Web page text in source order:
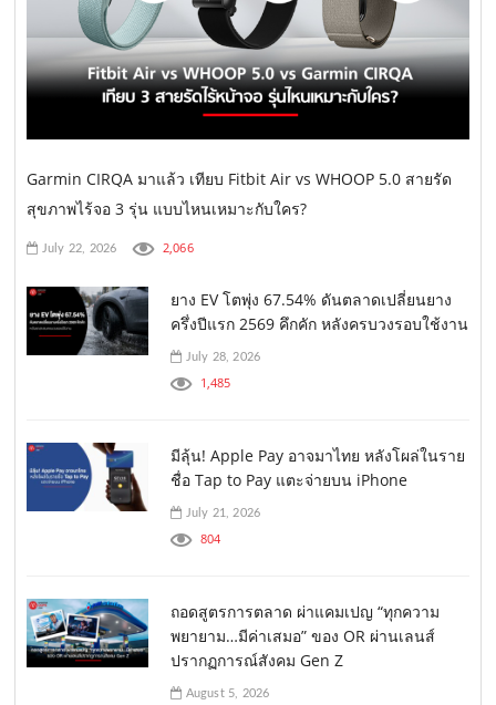
Garmin CIRQA มาแล้ว เทียบ Fitbit Air vs WHOOP 5.0 สายรัด
สุขภาพไร้จอ 3 รุ่น แบบไหนเหมาะกับใคร?
July 22, 2026 2,066
ยาง EV โตพุ่ง 67.54% ดันตลาดเปลี่ยนยาง
ครึ่งปีแรก 2569 คึกคัก หลังครบวงรอบใช้งาน
July 28, 2026
1,485
มีลุ้น! Apple Pay อาจมาไทย หลังโผล่ในราย
ชื่อ Tap to Pay แตะจ่ายบน iPhone
July 21, 2026
804
ถอดสูตรการตลาด ผ่าแคมเปญ “ทุกความ
พยายาม…มีค่าเสมอ” ของ OR ผ่านเลนส์
ปรากฏการณ์สังคม Gen Z
August 5, 2026